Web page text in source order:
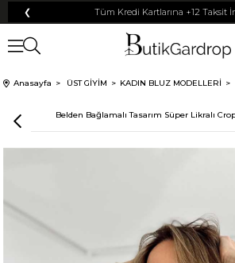
❮ Tüm Kredi Kartlarına +12 Taksit
Anasayfa ÜST GİYİM KADIN BLUZ MODELLERİ
Belden Bağlamalı Tasarım Süper Likralı